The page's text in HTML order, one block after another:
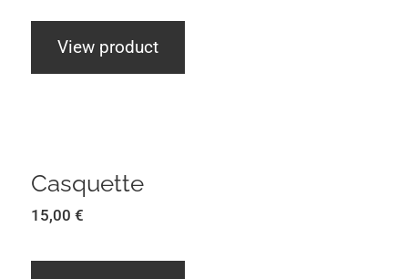
initial
était :
55,00 €.
actuel
est :
45,00 €.
View product
Casquette
15,00€